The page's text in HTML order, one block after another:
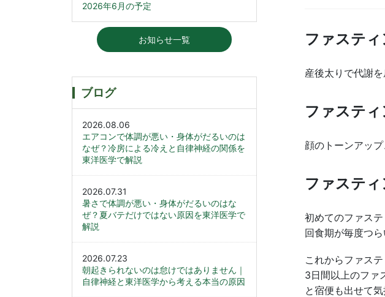
ファステ
産後太りで代謝
ファステ
顔のトーンアッ
ファスティ
初めてのファス
回食期が毎度つ
これからファス
3日間以上のファ
と宿便も出せて
2026年6月の予定
お知らせ一覧
ブログ
2026.08.06
エアコンで体調が悪い・身体がだるいのは
なぜ？冷房による冷えと自律神経の関係を
東洋医学で解説
2026.07.31
暑さで体調が悪い・身体がだるいのはな
ぜ？夏バテだけではない原因を東洋医学で
解説
2026.07.23
朝起きられないのは怠けではありません｜
自律神経と東洋医学から考える本当の原因